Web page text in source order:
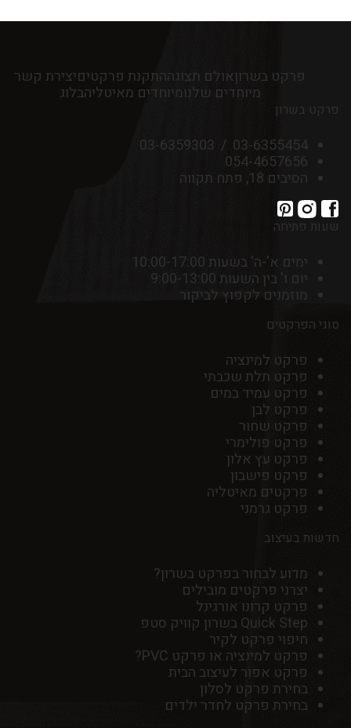
פרקט בשרוןאולם תצוגההתקנת פרקטיםיצירת קשר
מיוחדים שלנומיוחדים מאיטליהבלוג
פרקט בשרון
03-6355454
/
03-6359303
054-4657656
הסיבים 18, פתח תקווה
שעות פתיחה
ימים א'-ה' בשעות 10:00-17:00
יום ו' בין השעות 9:00-13:00
מוזמנים לקפוץ לביקור
סוגי הפרקטים
פרקט למינציה
פרקט תלת שכבתי
פרקט עמיד במים
פרקט לבן
פרקט שחור
פרקט פולימרי
פרקט עץ אלון
פרקט פישבון
פרקטים מאיטליה
פרקט גרמני
חדשות בעיצוב
מדוע לבחור בפרקט בשרון?
יצרני פרקטים מובילים
פרקט קרונו אורגינל
Quick Step בשרון קוויק סטפ
חיפוי פרקט לקיר
פרקט למינציה או פרקט PVC?
פרקט אפור לעיצוב הבית
בחירת פרקט לסלון
בחירת פרקט לחדר ילדים